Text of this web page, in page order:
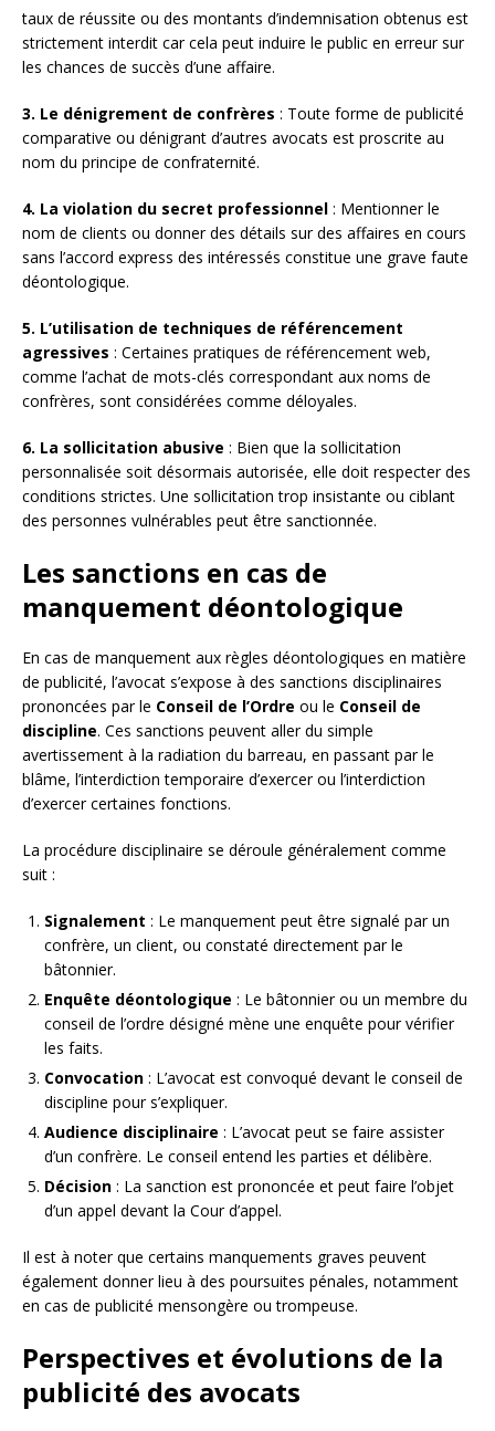
taux de réussite ou des montants d’indemnisation obtenus est
strictement interdit car cela peut induire le public en erreur sur
les chances de succès d’une affaire.
3. Le dénigrement de confrères : Toute forme de publicité
comparative ou dénigrant d’autres avocats est proscrite au
nom du principe de confraternité.
4. La violation du secret professionnel : Mentionner le
nom de clients ou donner des détails sur des affaires en cours
sans l’accord express des intéressés constitue une grave faute
déontologique.
5. L’utilisation de techniques de référencement
agressives : Certaines pratiques de référencement web,
comme l’achat de mots-clés correspondant aux noms de
confrères, sont considérées comme déloyales.
6. La sollicitation abusive : Bien que la sollicitation
personnalisée soit désormais autorisée, elle doit respecter des
conditions strictes. Une sollicitation trop insistante ou ciblant
des personnes vulnérables peut être sanctionnée.
Les sanctions en cas de
manquement déontologique
En cas de manquement aux règles déontologiques en matière
de publicité, l’avocat s’expose à des sanctions disciplinaires
prononcées par le Conseil de l’Ordre ou le Conseil de
discipline. Ces sanctions peuvent aller du simple
avertissement à la radiation du barreau, en passant par le
blâme, l’interdiction temporaire d’exercer ou l’interdiction
d’exercer certaines fonctions.
La procédure disciplinaire se déroule généralement comme
suit :
Signalement : Le manquement peut être signalé par un
confrère, un client, ou constaté directement par le
bâtonnier.
Enquête déontologique : Le bâtonnier ou un membre du
conseil de l’ordre désigné mène une enquête pour vérifier
les faits.
Convocation : L’avocat est convoqué devant le conseil de
discipline pour s’expliquer.
Audience disciplinaire : L’avocat peut se faire assister
d’un confrère. Le conseil entend les parties et délibère.
Décision : La sanction est prononcée et peut faire l’objet
d’un appel devant la Cour d’appel.
Il est à noter que certains manquements graves peuvent
également donner lieu à des poursuites pénales, notamment
en cas de publicité mensongère ou trompeuse.
Perspectives et évolutions de la
publicité des avocats